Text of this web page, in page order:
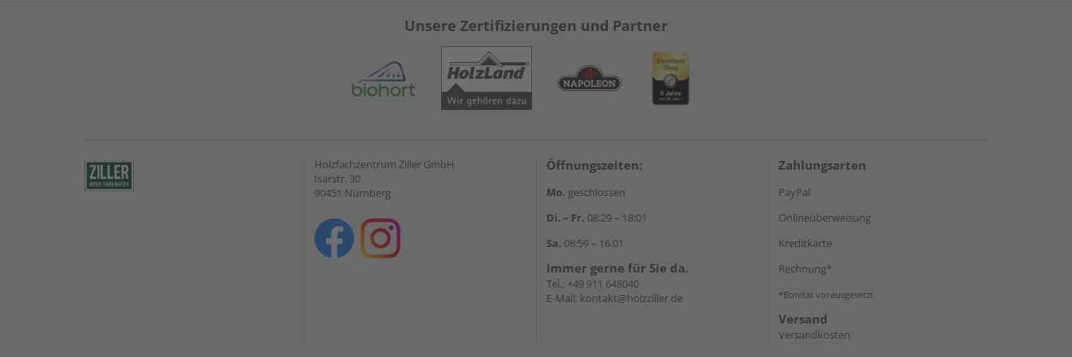
Unsere Zertifizierungen und Partner
Holzfachzentrum Ziller GmbH
Isarstr. 30
90451 Nürnberg
Öffnungszeiten:
Mo. geschlossen
Di. – Fr. 08:29 – 18:01
Sa. 08:59 – 16:01
Immer gerne für Sie da.
Tel.: +49 911 648040
E-Mail: kontakt@holzziller.de
Zahlungsarten
PayPal
Onlineüberweisung
Kreditkarte
Rechnung*
*Bonität vorausgesetzt
Versand
Versandkosten